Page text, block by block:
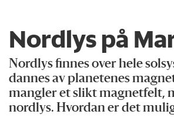
Nordlys på
Nordlys finnes over hele
dannes av planetenes
mangler et slikt magnetfelt,
nordlys. Hvordan er det